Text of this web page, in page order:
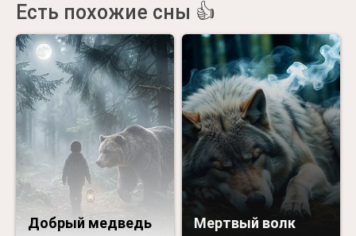
Есть похожие сны 👍
Добрый медведь Мертвый волк